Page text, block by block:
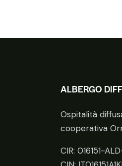
ALBERGO
Ospitalità
cooperativa
CIR: 016151-